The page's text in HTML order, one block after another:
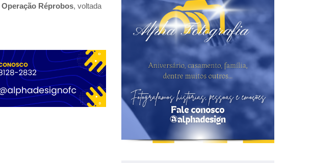
Operação Réprobos, voltada